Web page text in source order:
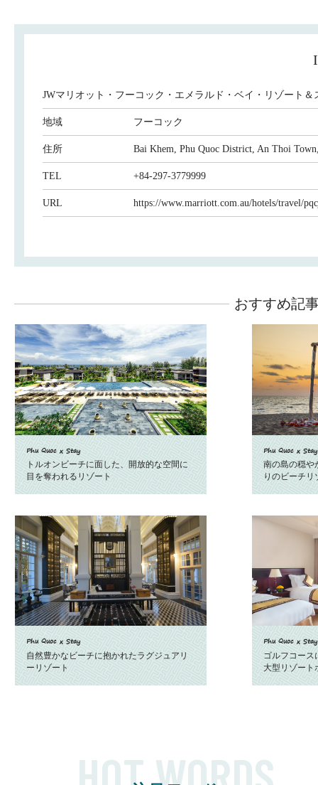
JWマリオット・フーコック・エメラルド・ベイ・リゾート＆
地域 フーコック
住所 Bai Khem, Phu Quoc District, An Thoi
TEL +84-297-3779999
URL https://www.marriott.com.au/hotels/travel/
おすすめ記
Phu Quoc x Stay
トルオンビーチに面した、開放的な空間に
目を奪われるリゾート
Phu Quoc x Stay
南の島の穏や
りのビーチリ
Phu Quoc x Stay
自然豊かなビーチに抱かれたラグジュアリ
ーリゾート
Phu Quoc x Stay
ゴルフコース
大型リゾート